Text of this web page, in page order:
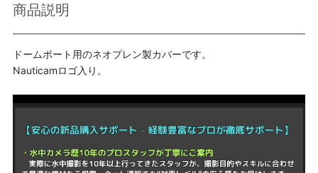
商品説明
ドームポート用のネオプレン製カバーです。
Nauticamロゴ入り。